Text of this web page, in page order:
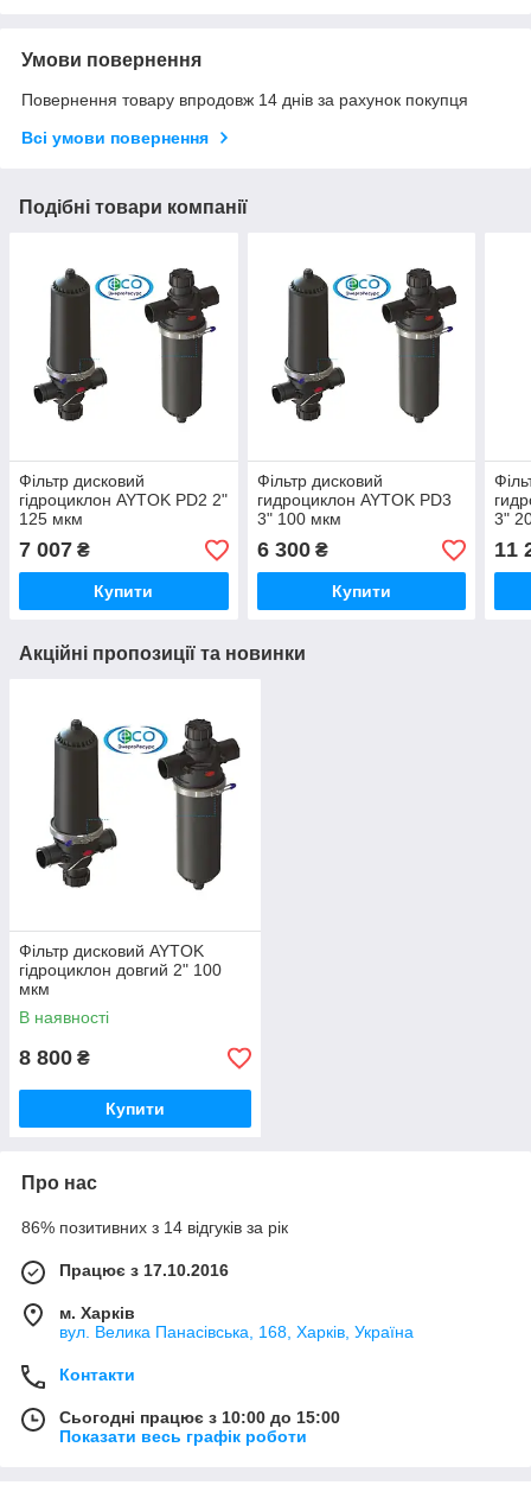
Умови повернення
Повернення товару впродовж 14 днів за рахунок покупця
Всі умови повернення
Подібні товари компанії
Фільтр дисковий
гідроциклон AYTOK PD2 2"
125 мкм
7 007 ₴
Купити
Фільтр дисковий
гидроциклон AYTOK PD3
3" 100 мкм
6 300₴
Купити
3"
11
Акційні пропозиції та новинки
Фільтр дисковий AYTOK
гідроциклон довгий 2" 100
мкм
В наявності
8 800 ₴
Купити
Про нас
86% позитивних з 14 відгуків за рік
Працює з 17.10.2016
м. Харків
вул. Велика Панасівська, 168, Харків, Україна
Контакти
Сьогодні працює з 10:00 до 15:00
Показати весь графік роботи